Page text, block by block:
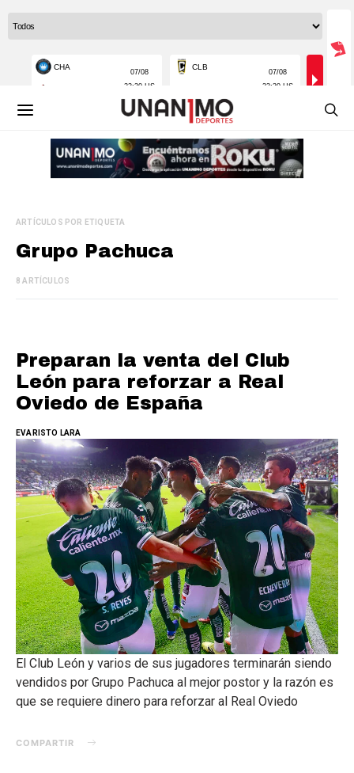
ARTÍCULOS POR ETIQUETA
Grupo Pachuca
8 ARTÍCULOS
Preparan la venta del Club
León para reforzar a Real
Oviedo de España
EVARISTO LARA
El Club León y varios de sus jugadores terminarán siendo
vendidos por Grupo Pachuca al mejor postor y la razón es
que se requiere dinero para reforzar al Real Oviedo
COMPARTIR